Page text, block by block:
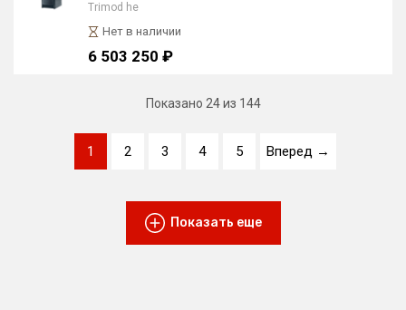
Trimod he
Нет в наличии
6 503 250 ₽
Показано 24из 144
1 2 3 4 5 Вперед →
Показать еще